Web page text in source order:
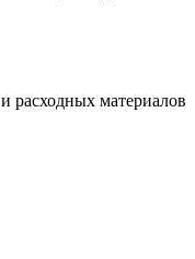
расходных материалов